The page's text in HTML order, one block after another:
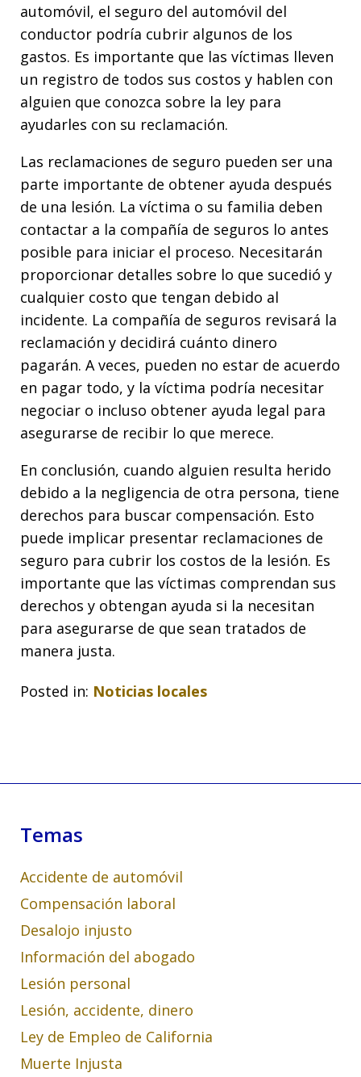
automóvil, el seguro del automóvil del
conductor podría cubrir algunos de los
gastos. Es importante que las víctimas lleven
un registro de todos sus costos y hablen con
alguien que conozca sobre la ley para
ayudarles con su reclamación.
Las reclamaciones de seguro pueden ser una
parte importante de obtener ayuda después
de una lesión. La víctima o su familia deben
contactar a la compañía de seguros lo antes
posible para iniciar el proceso. Necesitarán
proporcionar detalles sobre lo que sucedió y
cualquier costo que tengan debido al
incidente. La compañía de seguros revisará la
reclamación y decidirá cuánto dinero
pagarán. A veces, pueden no estar de acuerdo
en pagar todo, y la víctima podría necesitar
negociar o incluso obtener ayuda legal para
asegurarse de recibir lo que merece.
En conclusión, cuando alguien resulta herido
debido a la negligencia de otra persona, tiene
derechos para buscar compensación. Esto
puede implicar presentar reclamaciones de
seguro para cubrir los costos de la lesión. Es
importante que las víctimas comprendan sus
derechos y obtengan ayuda si la necesitan
para asegurarse de que sean tratados de
manera justa.
Posted in: Noticias locales
Temas
Accidente de automóvil
Compensación laboral
Desalojo injusto
Información del abogado
Lesión personal
Lesión, accidente, dinero
Ley de Empleo de California
Muerte Injusta